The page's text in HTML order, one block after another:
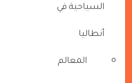
السياحية في
أنطاليا
المعالم